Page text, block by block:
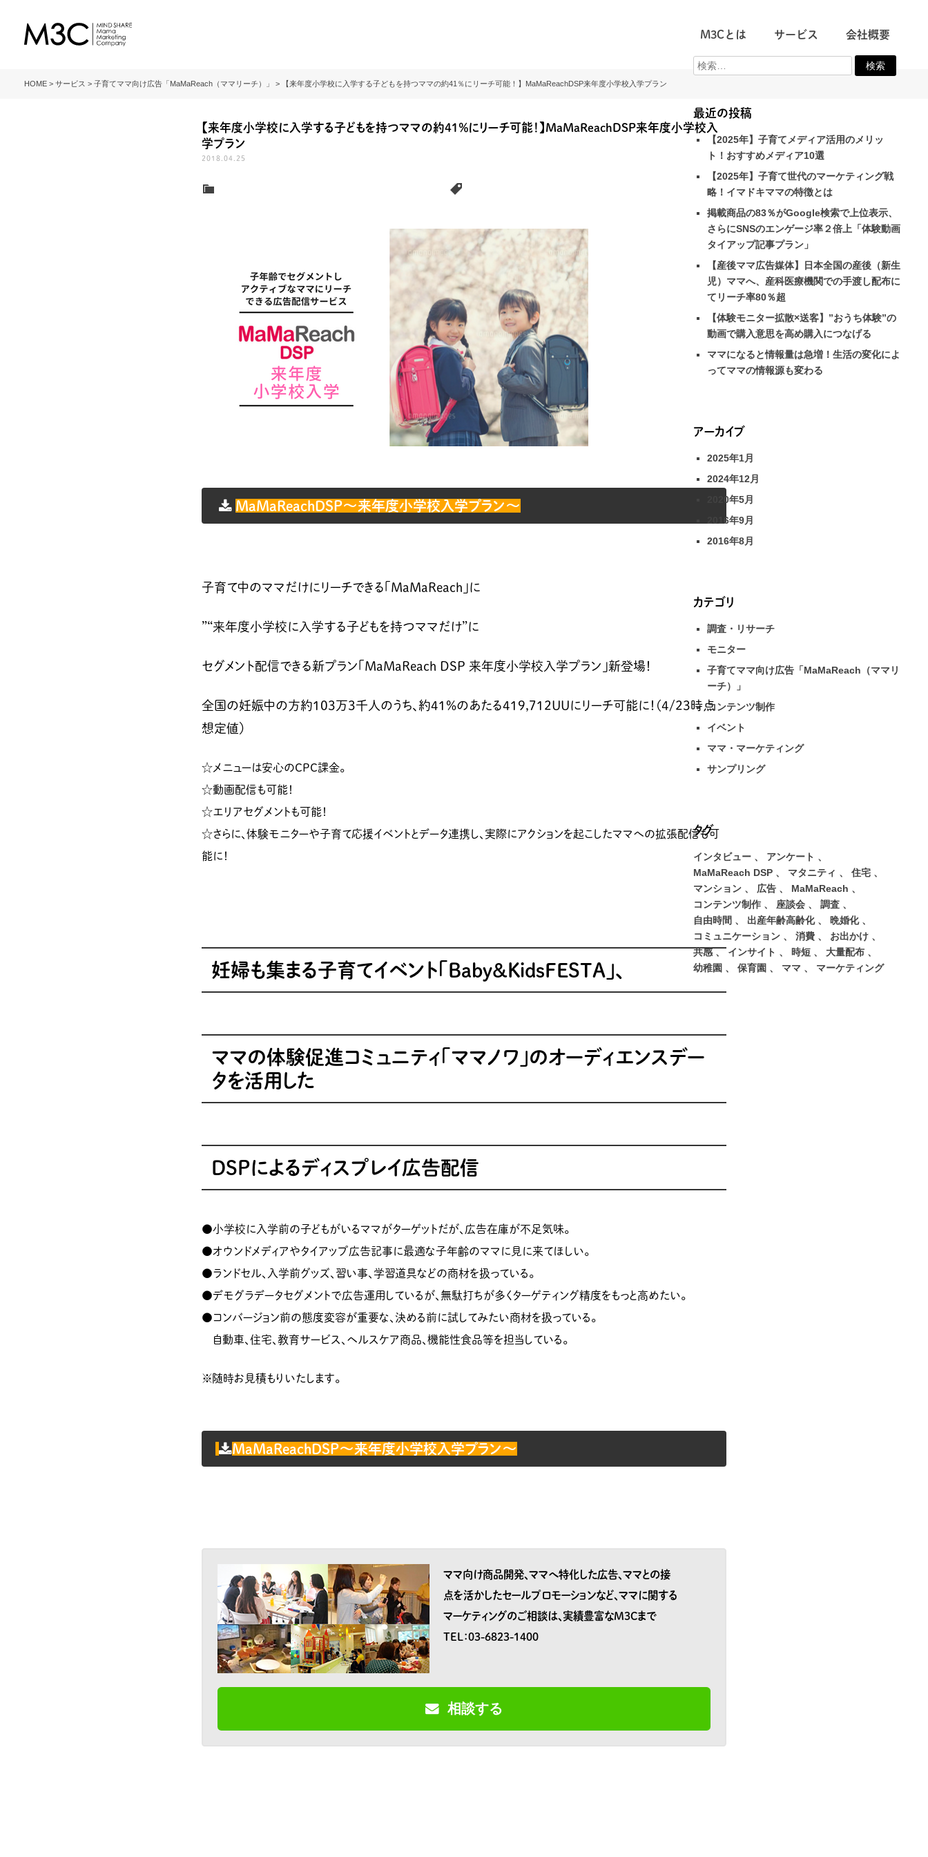
グ・カンパニー
M3Cとは サービス 会社概要
HOME > サービス > 子育てママ向け広告「MaMaReach（ママリーチ）」 > 【来年度小学校に入学する子どもを持つママの約41％にリーチ可能！】MaMaReachDSP来年度小学校入学プラン
【来年度小学校に入学する子どもを持つママの約41％にリーチ可能！】MaMaReachDSP来年度小学校入
学プラン
2018.04.25
MaMaReachDSP～来年度小学校入学プラン～
子育て中のママだけにリーチできる「MaMaReach」に
”“来年度小学校に入学する子どもを持つママだけ”に
セグメント配信できる新プラン「MaMaReach DSP 来年度小学校入学プラン」新登場！
全国の妊娠中の方約103万3千人のうち、約41%のあたる419,712UUにリーチ可能に！ (4/23時点
想定値）
☆メニューは安心のCPC課金。
☆動画配信も可能！
☆エリアセグメントも可能！
☆さらに、体験モニターや子育て応援イベントとデータ連携し、実際にアクションを起こしたママへの拡張配信も可
能に！
妊婦も集まる子育てイベント「Baby&KidsFESTA」、
ママの体験促進コミュニティ「ママノワ」のオーディエンスデー
タを活用した
DSPによるディスプレイ広告配信
●小学校に入学前の子どもがいるママがターゲットだが、広告在庫が不足気味。
●オウンドメディアやタイアップ広告記事に最適な子年齢のママに見に来てほしい。
●ランドセル、入学前グッズ、習い事、学習道具などの商材を扱っている。
●デモグラデータセグメントで広告運用しているが、無駄打ちが多くターゲティング精度をもっと高めたい。
●コンバージョン前の態度変容が重要な、決める前に試してみたい商材を扱っている。
自動車、住宅、教育サービス、ヘルスケア商品、機能性食品等を担当している。
※随時お見積もりいたします。
MaMaReachDSP～来年度小学校入学プラン～
ママ向け商品開発、ママへ特化した広告、ママとの接
点を活かしたセールプロモーションなど、ママに関する
マーケティングのご相談は、実績豊富なM3Cまで
TEL：03-6823-1400
相談する
最近の投稿
【2025年】子育てメディア活用のメリッ
ト！おすすめメディア10選
【2025年】子育て世代のマーケティング戦
略！イマドキママの特徴とは
掲載商品の83％がGoogle検索で上位表示、
さらにSNSのエンゲージ率２倍上「体験動画
タイアップ記事プラン」
【産後ママ広告媒体】日本全国の産後（新生
児）ママへ、産科医療機関での手渡し配布に
てリーチ率80％超
【体験モニター拡散×送客】”おうち体験”の
動画で購入意思を高め購入につなげる
ママになると情報量は急増！生活の変化によ
ってママの情報源も変わる
アーカイブ
2025年1月
2024年12月
2020年5月
2016年9月
2016年8月
カテゴリ
調査・リサーチ
モニター
子育てママ向け広告「MaMaReach（ママリ
ーチ）」
コンテンツ制作
イベント
ママ・マーケティング
サンプリング
タグ
インタビュー
アンケート
MaMaReach DSP
マタニティ
住宅
マンション
広告
MaMaReach
コンテンツ制作
座談会
調査
自由時間
出産年齢高齢化
晩婚化
コミュニケーション
消費
お出かけ
共感
インサイト 時短
大量配布
幼稚園
保育園 ママ マーケティング